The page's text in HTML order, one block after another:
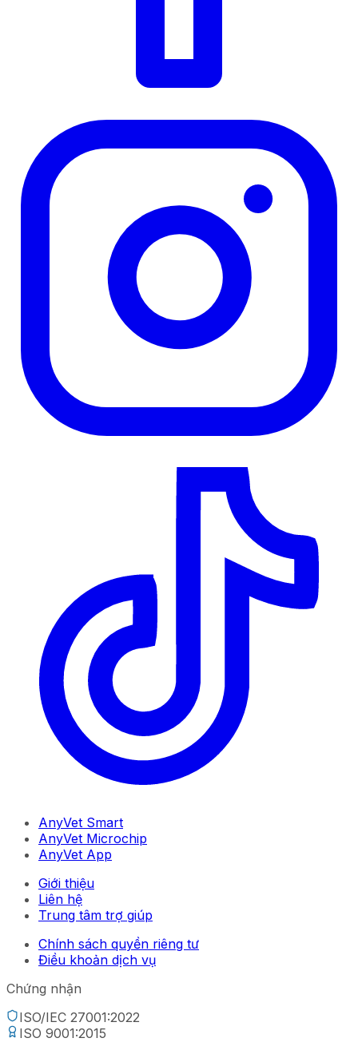
AnyVet Smart
AnyVet Microchip
AnyVet App
Giới thiệu
Liên hệ
Trung tâm trợ giúp
Chính sách quyền riêng tư
Điều khoản dịch vụ
Chứng nhận
ISO/IEC 27001:2022
ISO 9001:2015